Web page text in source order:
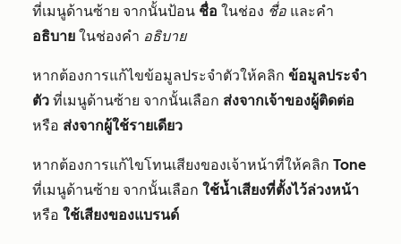
ที่เมนูด้านซ้าย จากนั้นป้อน ชื่อ ในช่อง ชื่อ และคำ
อธิบาย ในช่องคำ อธิบาย
หากต้องการแก้ไขข้อมูลประจำตัวให้คลิก ข้อมูลประจำ
ตัว ที่เมนูด้านซ้าย จากนั้นเลือก ส่งจากเจ้าของผู้ติดต่อ
หรือ ส่งจากผู้ใช้รายเดียว
หากต้องการแก้ไขโทนเสียงของเจ้าหน้าที่ให้คลิก Tone
ที่เมนูด้านซ้าย จากนั้นเลือก ใช้น้ำเสียงที่ตั้งไว้ล่วงหน้า
หรือ ใช้เสียงของแบรนด์